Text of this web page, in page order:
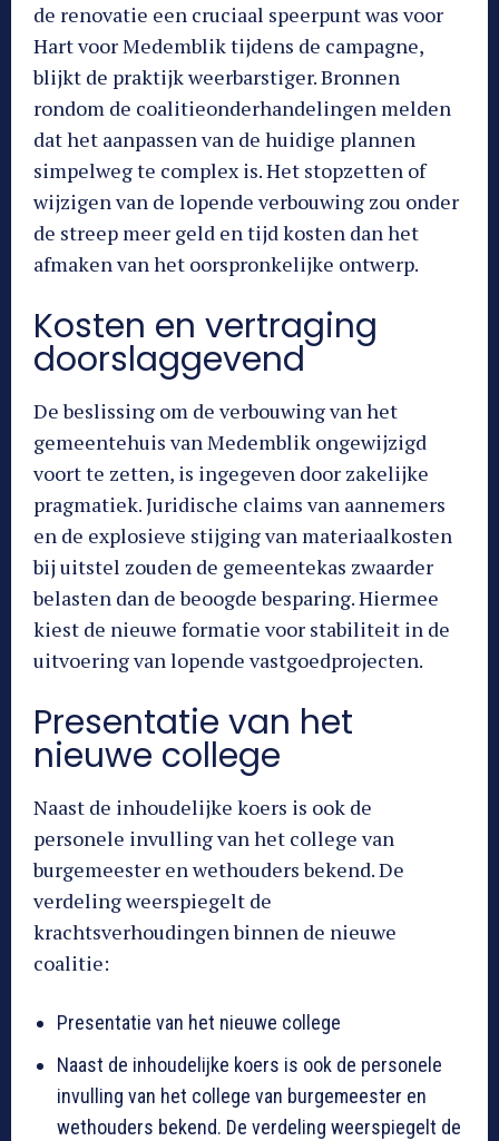
de renovatie een cruciaal speerpunt was voor
Hart voor Medemblik tijdens de campagne,
blijkt de praktijk weerbarstiger. Bronnen
rondom de coalitieonderhandelingen melden
dat het aanpassen van de huidige plannen
simpelweg te complex is. Het stopzetten of
wijzigen van de lopende verbouwing zou onder
de streep meer geld en tijd kosten dan het
afmaken van het oorspronkelijke ontwerp.
Kosten en vertraging
doorslaggevend
De beslissing om de verbouwing van het
gemeentehuis van Medemblik ongewijzigd
voort te zetten, is ingegeven door zakelijke
pragmatiek. Juridische claims van aannemers
en de explosieve stijging van materiaalkosten
bij uitstel zouden de gemeentekas zwaarder
belasten dan de beoogde besparing. Hiermee
kiest de nieuwe formatie voor stabiliteit in de
uitvoering van lopende vastgoedprojecten.
Presentatie van het
nieuwe college
Naast de inhoudelijke koers is ook de
personele invulling van het college van
burgemeester en wethouders bekend. De
verdeling weerspiegelt de
krachtsverhoudingen binnen de nieuwe
coalitie:
Presentatie van het nieuwe college
Naast de inhoudelijke koers is ook de personele
invulling van het college van burgemeester en
wethouders bekend. De verdeling weerspiegelt de